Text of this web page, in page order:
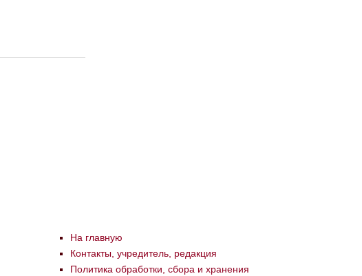
На главную
Контакты, учредитель, редакция
Политика обработки, сбора и хранения